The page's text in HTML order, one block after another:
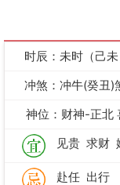
时辰：未时（己未
冲煞：冲牛(癸丑)
神位：财神-正北
见贵 求财
赴任 出行